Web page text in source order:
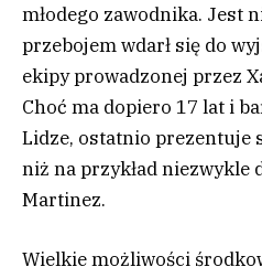
młodego zawodnika. Jest
przebojem wdarł się do
ekipy prowadzonej przez
Choć ma dopiero 17 lat i
Lidze, ostatnio prezentuje
niż na przykład niezwykle
Martinez.
Wielkie możliwości